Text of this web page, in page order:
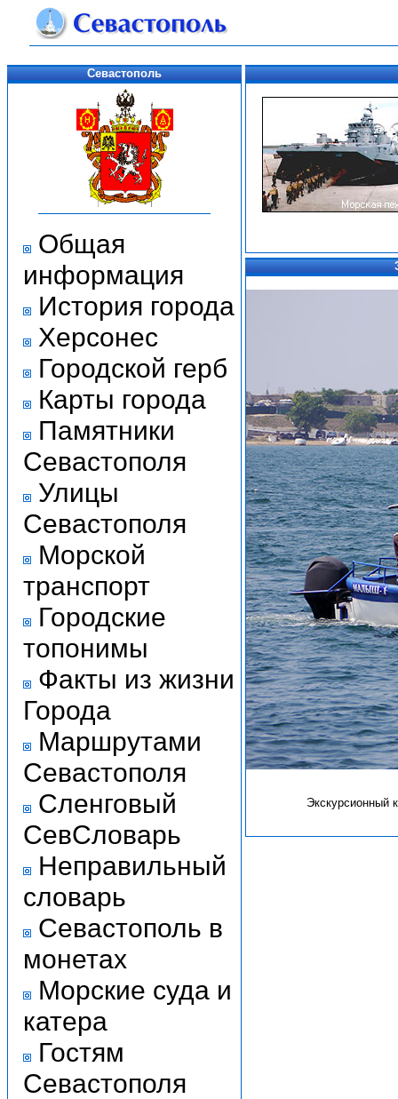
Севастополь
Общая
информация
История города
Херсонес
Городской герб
Карты города
Памятники
Севастополя
Улицы
Севастополя
Морской
транспорт
Городские
топонимы
Факты из жизни
Города
Маршрутами
Севастополя
Сленговый
СевСловарь
Неправильный
словарь
Севастополь в
монетах
Морские суда и
катера
Гостям
Севастополя
Экскурсионный